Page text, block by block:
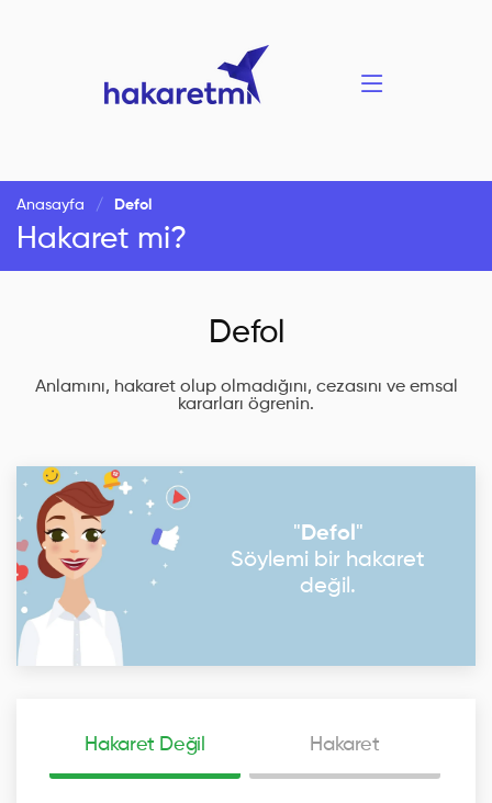
Anasayfa Defol
Hakaret mi?
Defol
Anlamını, hakaret olup olmadığını, cezasını ve emsal
kararları ögrenin.
"Defol"
Söylemi bir hakaret
değil.
Hakaret Değil Hakaret